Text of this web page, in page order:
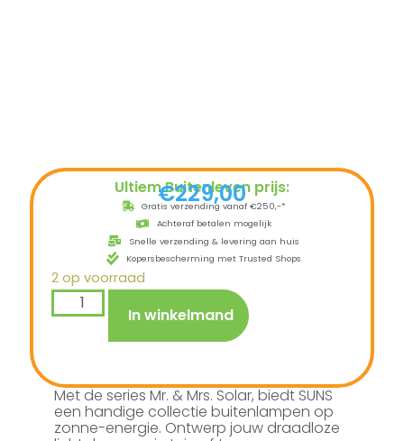
Ultiem Buitenleven prijs:
€229,00
Gratis verzending vanaf €250,-*
Achteraf betalen mogelijk
Snelle verzending & levering aan huis
Kopersbescherming met Trusted Shops
2 op voorraad
In winkelmand
Met de series Mr. & Mrs. Solar, biedt SUNS
een handige collectie buitenlampen op
zonne-energie. Ontwerp jouw draadloze